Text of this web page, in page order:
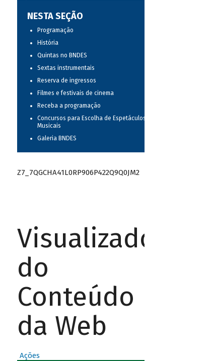
NESTA SEÇÃO
Programação
História
Quintas no BNDES
Sextas instrumentais
Reserva de ingressos
Filmes e festivais de cinema
Receba a programação
Concursos para Escolha de Espetáculos
Musicais
Galeria BNDES
Z7_7QGCHA41L0RP906P422Q9Q0JM2
Visualizador
do
Conteúdo
da Web
Ações